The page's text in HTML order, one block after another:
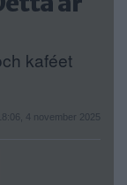
kaféet
4 november 2025